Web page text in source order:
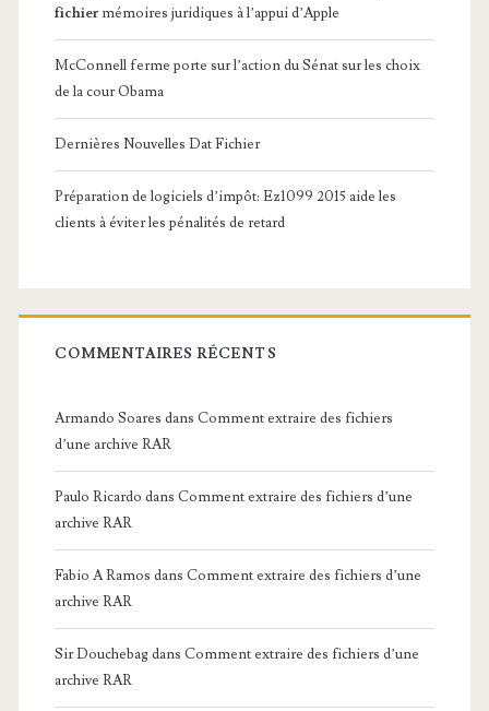
fichier mémoires juridiques à l’appui d’Apple
McConnell ferme porte sur l’action du Sénat sur les choix
de la cour Obama
Dernières Nouvelles Dat Fichier
Préparation de logiciels d’impôt: Ez1099 2015 aide les
clients à éviter les pénalités de retard
COMMENTAIRES RÉCENTS
Armando Soares dans Comment extraire des fichiers
d’une archive RAR
Paulo Ricardo dans Comment extraire des fichiers d’une
archive RAR
Fabio A Ramos dans Comment extraire des fichiers d’une
archive RAR
Sir Douchebagdans Comment extraire des fichiers d’une
archive RAR